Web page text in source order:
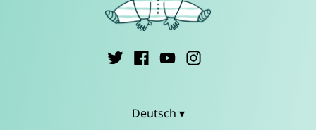
Deutsch ▾